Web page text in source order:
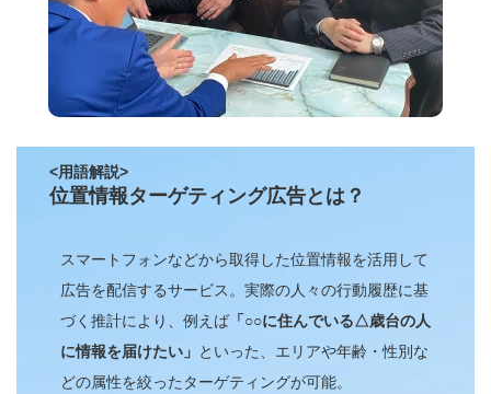
<用語解説>
位置情報ターゲティング広告とは？
スマートフォンなどから取得した位置情報を活用して
広告を配信するサービス。実際の人々の行動履歴に基
づく推計により、例えば「○○に住んでいる△歳台の人
に情報を届けたい」 といった、エリアや年齢・性別な
どの属性を絞ったターゲティングが可能。